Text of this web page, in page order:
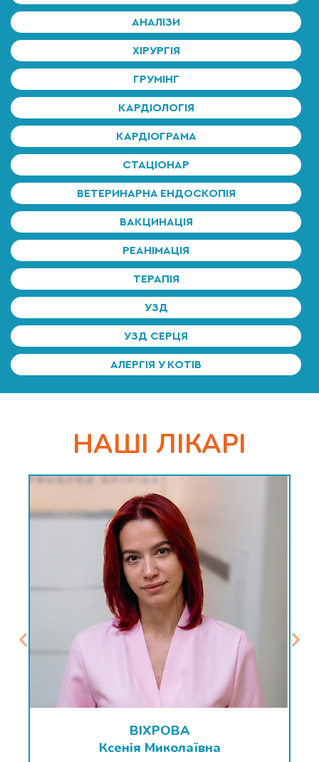
АНАЛІЗИ
ХІРУРГІЯ
ГРУМІНГ
КАРДІОЛОГІЯ
КАРДІОГРАМА
СТАЦІОНАР
ВЕТЕРИНАРНА ЕНДОСКОПІЯ
ВАКЦИНАЦІЯ
РЕАНІМАЦІЯ
ТЕРАПІЯ
УЗД
УЗД СЕРЦЯ
АЛЕРГІЯ У КОТІВ
НАШІ ЛІКАРІ
ВІХРОВА
Ксенія Миколаївна